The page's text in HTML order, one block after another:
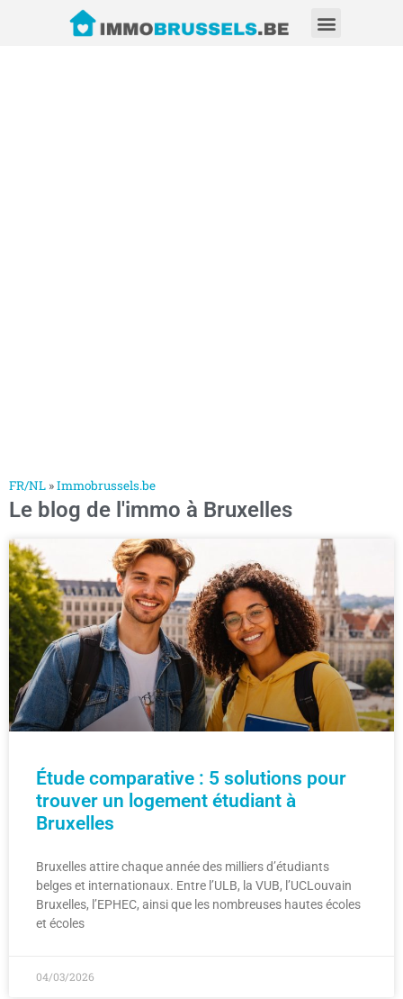
FR/NL »Immobrussels.be
Le blog de l'immo à Bruxelles
Étude comparative : 5 solutions pour
trouver un logement étudiant à
Bruxelles
Bruxelles attire chaque année des milliers d’étudiants
belges et internationaux. Entre l’ULB, la VUB, l’UCLouvain
Bruxelles, l’EPHEC, ainsi que les nombreuses hautes écoles
et écoles
04/03/2026